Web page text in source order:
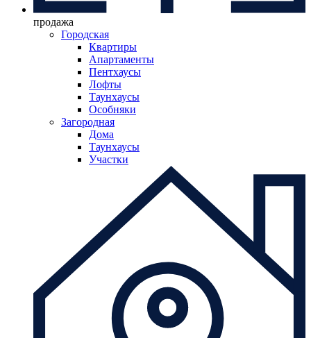
продажа
Городская
Квартиры
Апартаменты
Пентхаусы
Лофты
Таунхаусы
Особняки
Загородная
Дома
Таунхаусы
Участки